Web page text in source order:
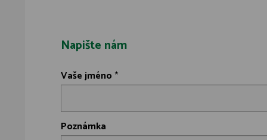
Napište nám
Vaše jméno *
Poznámka